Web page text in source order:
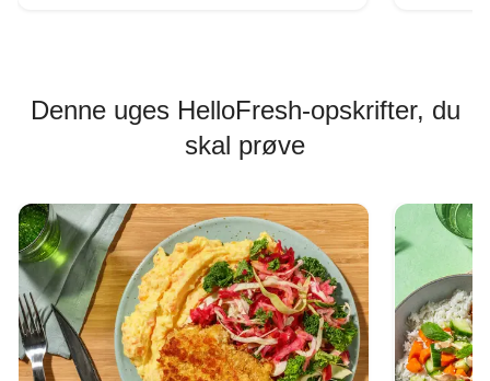
Denne uges HelloFresh-opskrifter, du
skal prøve